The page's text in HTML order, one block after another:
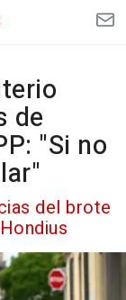
de
"Si no
del brote